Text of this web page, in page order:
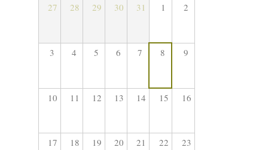
27 28 29 30 31 1 2
3 4 5 6 7 8 9
10 11 12 13 14 15 16
17 18 19 20 21 22 23